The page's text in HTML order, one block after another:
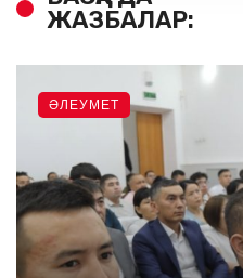
ЖАЗБАЛАР:
ӘЛЕУМЕТ